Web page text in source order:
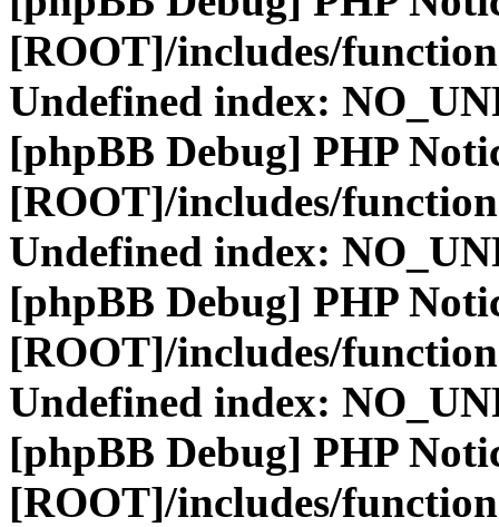
[ROOT]/includes/
Undefined index:
[phpBB Debug] PHP
[ROOT]/includes/
Undefined index:
[phpBB Debug] PHP
[ROOT]/includes/
Undefined index:
[phpBB Debug] PHP
[ROOT]/includes/